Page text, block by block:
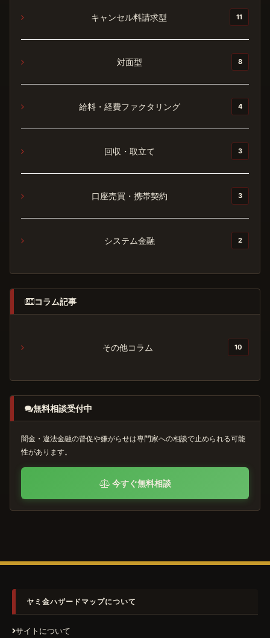
キャンセル料請求型 11
対面型 8
給料・経費ファクタリング 4
回収・取立て 3
口座売買・携帯契約 3
システム金融 2
コラム記事
その他コラム 10
無料相談受付中
闇金・違法金融の督促や嫌がらせは専門家への相談で止められる可能
性があります。
今すぐ無料相談
ヤミ金ハザードマップについて
サイトについて